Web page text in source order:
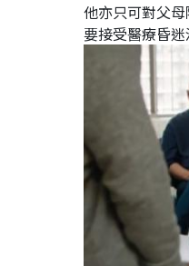
他亦只可對父
要接受醫療昏迷